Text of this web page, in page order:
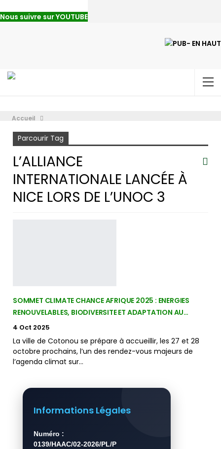
Nous suivre sur YOUTUBE
Accueil
Parcourir Tag
L’ALLIANCE
INTERNATIONALE LANCÉE À
NICE LORS DE L’UNOC 3
SOMMET CLIMATE CHANCE AFRIQUE 2025 : ENERGIES
RENOUVELABLES, BIODIVERSITE ET ADAPTATION AU…
4 Oct 2025
La ville de Cotonou se prépare à accueillir, les 27 et 28
octobre prochains, l’un des rendez-vous majeurs de
l’agenda climat sur…
Informations Légales
Numéro :
0139/HAAC/02-2026/PL/P